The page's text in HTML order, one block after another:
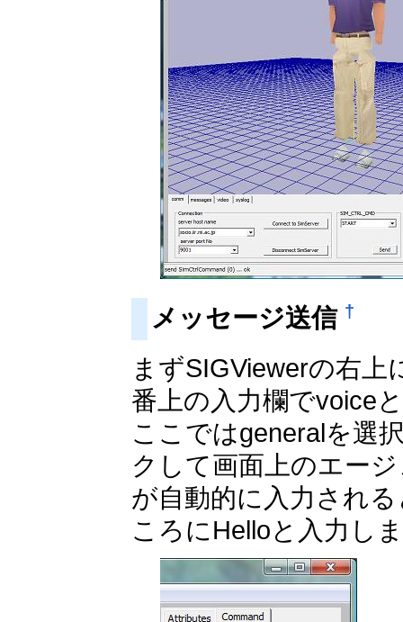
メッセージ送信 †
まずSIGViewerの右
番上の入力欄でvoice
ここではgeneralを選
クして画面上のエー
が自動的に入力され
ころにHelloと入力し